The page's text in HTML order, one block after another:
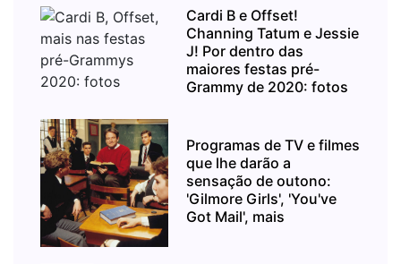
Cardi B e Offset!
Channing Tatum e Jessie
J! Por dentro das
maiores festas pré-
Grammy de 2020: fotos
Programas de TV e filmes
que lhe darão a
sensação de outono:
'Gilmore Girls', 'You've
Got Mail', mais